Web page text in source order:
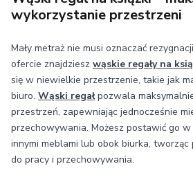
wykorzystanie przestrzeni
Mały metraż nie musi oznaczać
ofercie znajdziesz wąskie regały na
się w niewielkie przestrzenie, takie jak
biuro. Wąski regałpozwala
przestrzeń, zapewniając jednocześnie
przechowywania. Możesz postawić go
innymi meblami lub obok biurka,
do pracy i przechowywania.